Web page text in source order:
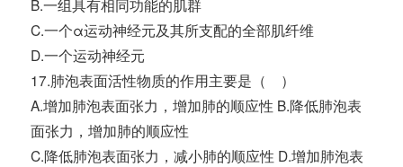
B.一组具有相同功能的肌群
C.一个α运动神经元及其所支配的全部肌纤维
D.一个运动神经元
17.肺泡表面活性物质的作用主要是（ ）
A.增加肺泡表面张力，增加肺的顺应性 B.降低肺泡表
面张力，增加肺的顺应性
C.降低肺泡表面张力，减小肺的顺应性 D.增加肺泡表